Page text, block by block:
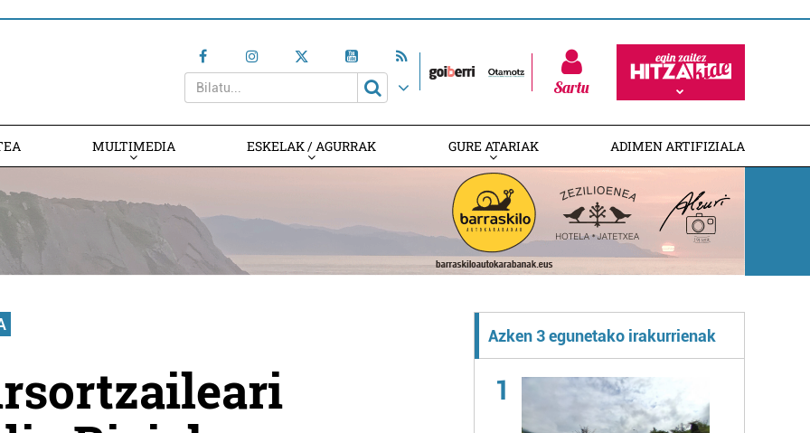
Sartu
MULTIMEDIA ESKELAK / AGURRAK GURE ATARIAK ADIMEN ARTIFIZIALA
Azken 3 egunetako irakurrienak
1